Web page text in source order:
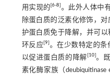
用实现的[6-8]。此外人体中
除蛋白质的泛素化修饰，对
护蛋白质免于降解，并可
环反应[9]。在少数特定的条
以促进蛋白质的降解[10]。
素化酶家族（deubiquitinase